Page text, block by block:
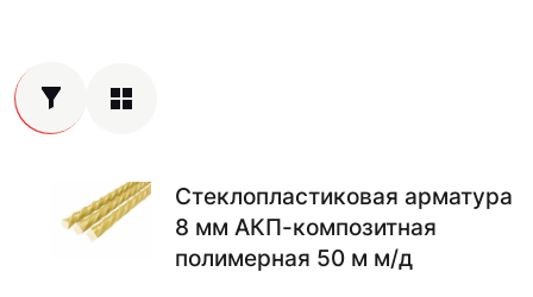
Стеклопластиковая арматура
8 мм АКП-композитная
полимерная 50 м м/д